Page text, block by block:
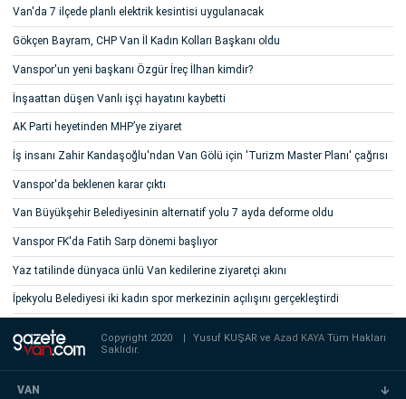
Van'da 7 ilçede planlı elektrik kesintisi uygulanacak
Gökçen Bayram, CHP Van İl Kadın Kolları Başkanı oldu
Vanspor'un yeni başkanı Özgür İreç İlhan kimdir?
İnşaattan düşen Vanlı işçi hayatını kaybetti
AK Parti heyetinden MHP’ye ziyaret
İş insanı Zahir Kandaşoğlu'ndan Van Gölü için 'Turizm Master Planı' çağrısı
Vanspor'da beklenen karar çıktı
Van Büyükşehir Belediyesinin alternatif yolu 7 ayda deforme oldu
Vanspor FK'da Fatih Sarp dönemi başlıyor
Yaz tatilinde dünyaca ünlü Van kedilerine ziyaretçi akını
İpekyolu Belediyesi iki kadın spor merkezinin açılışını gerçekleştirdi
Copyright 2020 | Yusuf KUŞAR veAzad KAYATüm Hakları
Saklıdır.
VAN